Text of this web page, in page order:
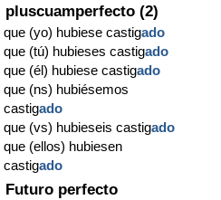
pluscuamperfecto (2)
que (yo) hubiese castigado
que (tú) hubieses castigado
que (él) hubiese castigado
que (ns) hubiésemos
castigado
que (vs) hubieseis castigado
que (ellos) hubiesen
castigado
Futuro perfecto